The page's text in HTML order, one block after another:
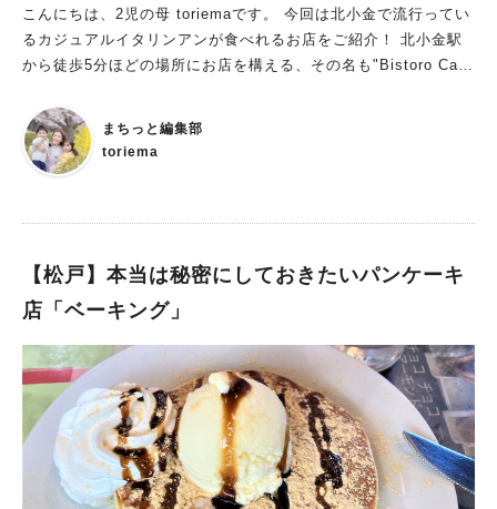
こんにちは、2児の母 toriemaです。 今回は北小金で流行ってい
るカジュアルイタリンアンが食べれるお店をご紹介！ 北小金駅
から徒歩5分ほどの場所にお店を構える、その名も"Bistoro Cafe
いて「流行っているな〜」と目を光らせていました。 ちょうど
友人とランチをする予定だったので、電話で予約！ どんなラン
チを食べたのか早速レポートしていきますね。
まちっと編集部
toriema
【松戸】本当は秘密にしておきたいパンケーキ
店「ベーキング」